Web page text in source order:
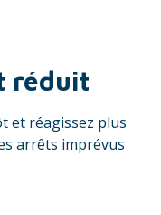
réduit
et réagissez plus
arrêts imprévus